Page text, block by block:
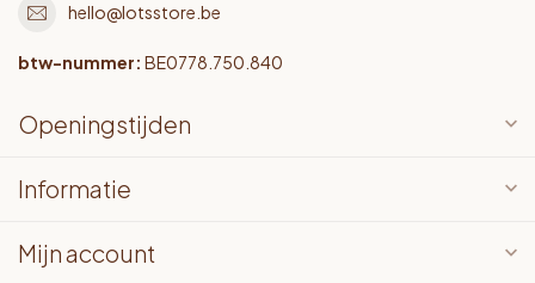
hello@lotsstore.be
btw-nummer: BE0778.750.840
Openingstijden
Informatie
Mijn account